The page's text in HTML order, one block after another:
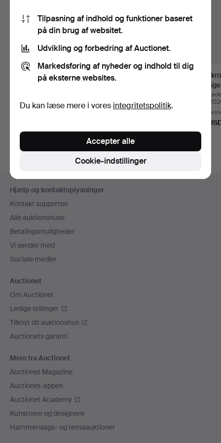
LYSEKRONE, messing,
1950-tallet.
2026
LYSEKRONE, krystal,
apr 2026
mar
127
Sidefodsnavigation
Hjælp og kontaktoplysninger
Kontakt supporten
Alle auktionshuse
Betalingsmuligheder
Vi sender med
Sociale medier
Auctionet
Om Auctionet
Ledige stillinger
Tilknyt dit auktionshus
Auctionets garanti
Mere fra Auctionet
Auctionet Magazine
Auctionet-appen
Auctionet Academy
Kunstnere og designere
Hammerslags- og temaauktioner
Tilpasning af indhold og funktioner baseret
på din brug af websitet.
Udvikling og forbedring af Auctionet.
Markedsføring af nyheder og indhold til dig
på eksterne websites.
Du kan læse mere i vores integritetspolitik.
Cookie-indstillinger
Accepter alle